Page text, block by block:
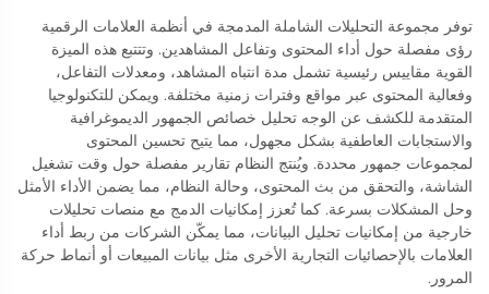
توفر مجموعة التحليلات الشاملة المدمجة في أنظمة العلامات الرقمية
رؤى مفصلة حول أداء المحتوى وتفاعل المشاهدين. وتتتبع هذه الميزة
القوية مقاييس رئيسية تشمل مدة انتباه المشاهد، ومعدلات التفاعل،
وفعالية المحتوى عبر مواقع وفترات زمنية مختلفة. ويمكن للتكنولوجيا
المتقدمة للكشف عن الوجه تحليل خصائص الجمهور الديموغرافية
والاستجابات العاطفية بشكل مجهول، مما يتيح تحسين المحتوى
لمجموعات جمهور محددة. ويُنتج النظام تقارير مفصلة حول وقت تشغيل
الشاشة، والتحقق من بث المحتوى، وحالة النظام، مما يضمن الأداء الأمثل
وحل المشكلات بسرعة. كما تُعزز إمكانيات الدمج مع منصات تحليلات
خارجية من إمكانيات تحليل البيانات، مما يمكّن الشركات من ربط أداء
العلامات بالإحصائيات التجارية الأخرى مثل بيانات المبيعات أو أنماط حركة
المرور.